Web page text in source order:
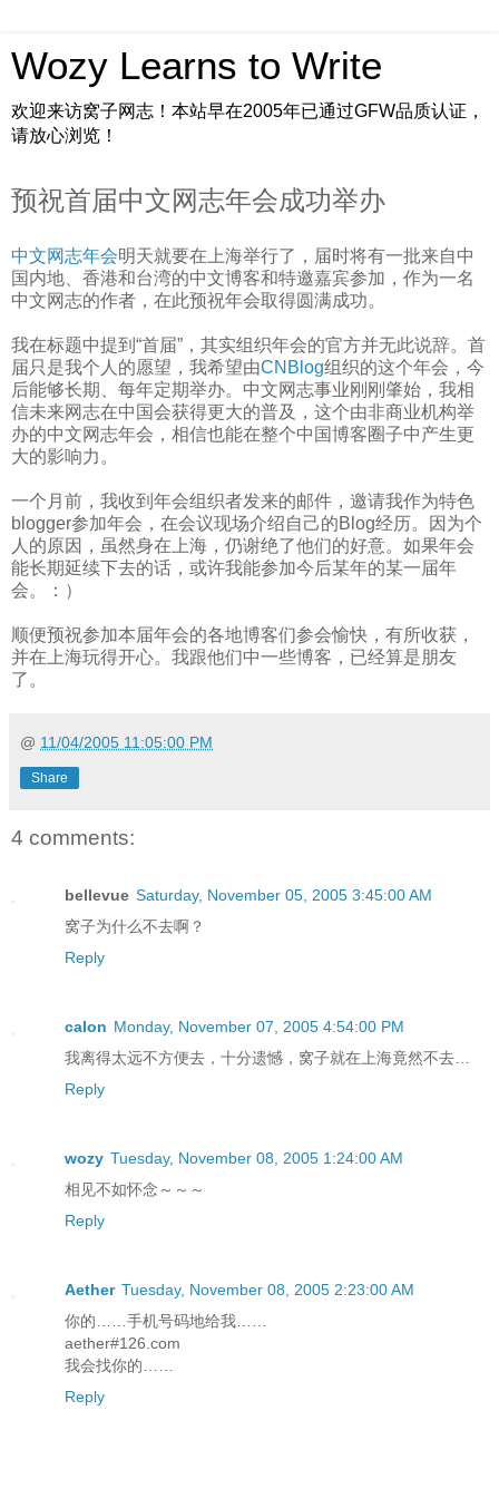
Wozy Learns to Write
欢迎来访窝子网志！本站早在2005年已通过GFW品质认证，
请放心浏览！
预祝首届中文网志年会成功举办
中文网志年会明天就要在上海举行了，届时将有一批来自中
国内地、香港和台湾的中文博客和特邀嘉宾参加，作为一名
中文网志的作者，在此预祝年会取得圆满成功。
我在标题中提到“首届”，其实组织年会的官方并无此说辞。首
届只是我个人的愿望，我希望由CNBlog组织的这个年会，今
后能够长期、每年定期举办。中文网志事业刚刚肇始，我相
信未来网志在中国会获得更大的普及，这个由非商业机构举
办的中文网志年会，相信也能在整个中国博客圈子中产生更
大的影响力。
一个月前，我收到年会组织者发来的邮件，邀请我作为特色
blogger参加年会，在会议现场介绍自己的Blog经历。因为个
人的原因，虽然身在上海，仍谢绝了他们的好意。如果年会
能长期延续下去的话，或许我能参加今后某年的某一届年
会。：）
顺便预祝参加本届年会的各地博客们参会愉快，有所收获，
并在上海玩得开心。我跟他们中一些博客，已经算是朋友
了。
@ 11/04/2005 11:05:00 PM
Share
4 comments:
bellevue Saturday, November 05, 2005 3:45:00 AM
窝子为什么不去啊？
Reply
calon Monday, November 07, 2005 4:54:00 PM
我离得太远不方便去，十分遗憾，窝子就在上海竟然不去…
Reply
wozy Tuesday, November 08, 2005 1:24:00 AM
相见不如怀念～～～
Reply
Aether Tuesday, November 08, 2005 2:23:00 AM
你的……手机号码地给我……
aether#126.com
我会找你的……
Reply